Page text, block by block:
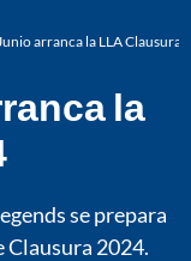
arranca la LLA Clausura
la
se prepara
Clausura 2024.